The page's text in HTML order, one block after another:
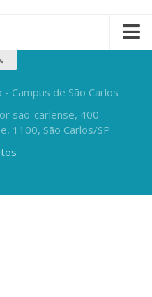
Campus de São Carlos
são-carlense, 400
1100, São Carlos/SP